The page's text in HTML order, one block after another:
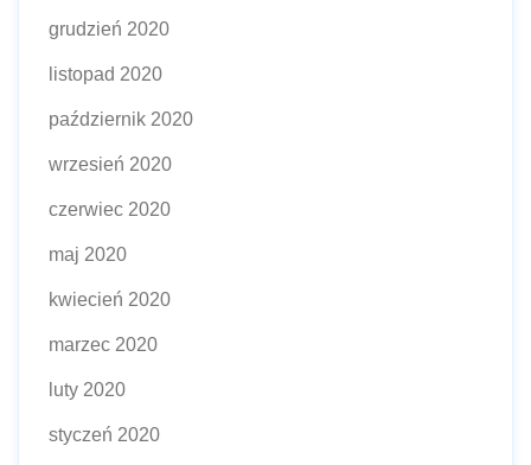
grudzień 2020
listopad 2020
październik 2020
wrzesień 2020
czerwiec 2020
maj 2020
kwiecień 2020
marzec 2020
luty 2020
styczeń 2020